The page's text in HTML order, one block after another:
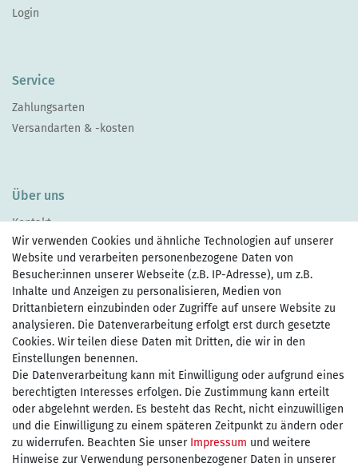
Login
Service
Zahlungsarten
Versandarten & -kosten
Über uns
Kontakt
Zahlen Sie bequem per
Wir versenden mit
kostenfreie Lieferung
innerhalb Deutschland ab 75€
Wir verwenden Cookies und ähnliche Technologien auf unserer
Website und verarbeiten personenbezogene Daten von
Besucher:innen unserer Webseite (z.B. IP-Adresse), um z.B.
Inhalte und Anzeigen zu personalisieren, Medien von
Drittanbietern einzubinden oder Zugriffe auf unsere Website zu
analysieren. Die Datenverarbeitung erfolgt erst durch gesetzte
Cookies. Wir teilen diese Daten mit Dritten, die wir in den
Einstellungen benennen.
Die Datenverarbeitung kann mit Einwilligung oder aufgrund eines
berechtigten Interesses erfolgen. Die Zustimmung kann erteilt
oder abgelehnt werden. Es besteht das Recht, nicht einzuwilligen
und die Einwilligung zu einem späteren Zeitpunkt zu ändern oder
zu widerrufen. Beachten Sie unser Impressum und weitere
Hinweise zur Verwendung personenbezogener Daten in unserer